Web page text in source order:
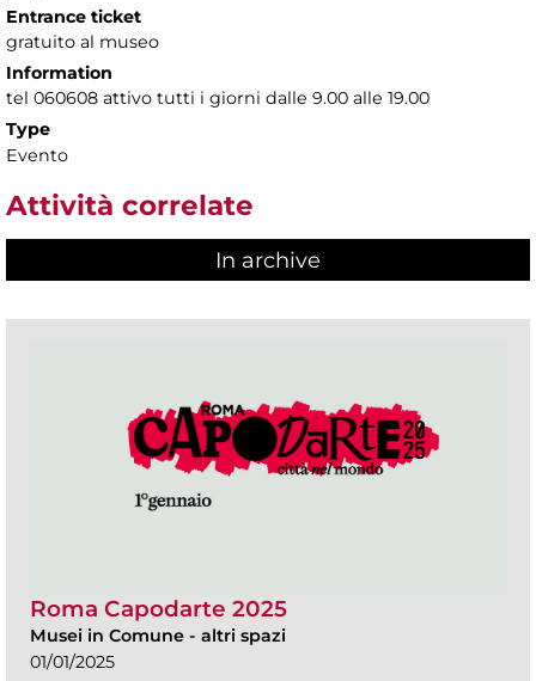
Entrance ticket
gratuito al museo
Information
tel 060608 attivo tutti i giorni dalle 9.00 alle 19.00
Type
Evento
Attività correlate
In archive
Roma Capodarte 2025
Musei in Comune - altri spazi
01/01/2025